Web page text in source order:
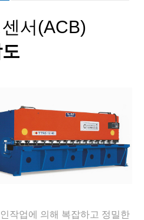
서(ACB)
작업에 의해 복잡하고 정밀한